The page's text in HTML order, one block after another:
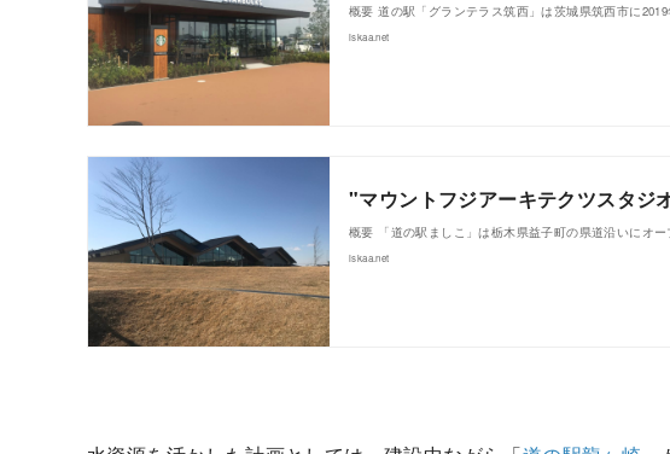
概要 道の駅「グランテラス筑西」は茨城県筑西市に2019
iskaa.net
"マウントフジアーキテクツスタジ
概要 「道の駅ましこ」は栃木県益子町の県道沿いにオ
iskaa.net